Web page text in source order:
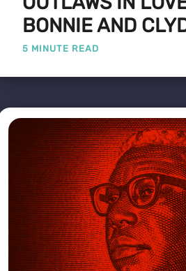
BONNIE AND
5 MINUTE READ